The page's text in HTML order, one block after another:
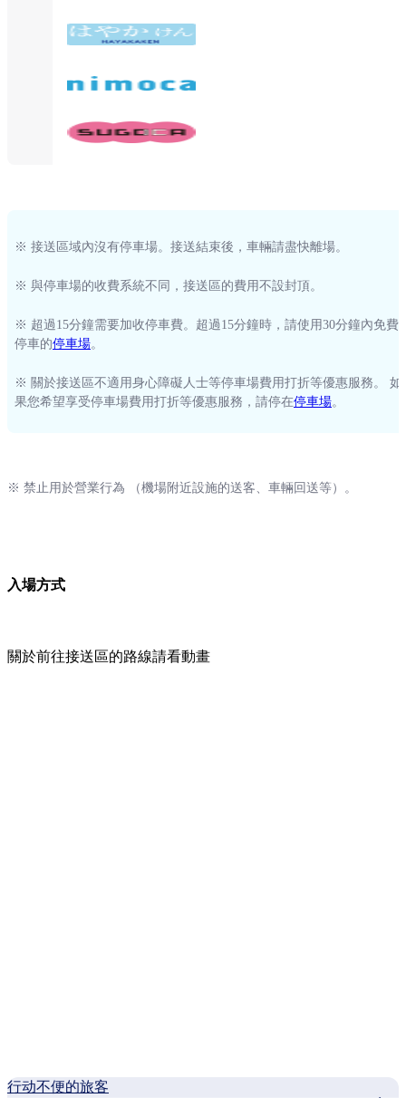
※ 接送區域內沒有停車場。接送結束後，車輛請盡快離場。
※ 與停車場的收費系統不同，接送區的費用不設封頂。
※ 超過15分鐘需要加收停車費。超過15分鐘時，請使用30分鐘內免費
停車的停車場。
※ 關於接送區不適用身心障礙人士等停車場費用打折等優惠服務。 如
果您希望享受停車場費用打折等優惠服務，請停在停車場。
※ 禁止用於營業行為 （機場附近設施的送客、車輛回送等）。
入場方式
關於前往接送區的路線請看動畫
行动不便的旅客